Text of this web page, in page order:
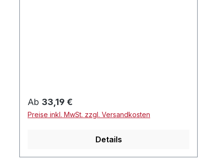
Regulärer Preis:
Ab 33,19 €
Preise inkl. MwSt. zzgl. Versandkosten
Details